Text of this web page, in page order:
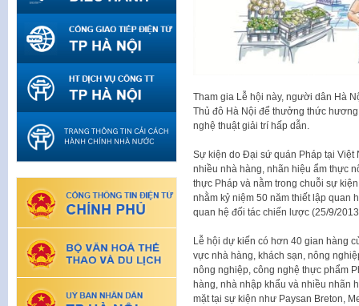
Tham gia Lễ hội này, người dân Hà
Thủ đô Hà Nội để thưởng thức
nghệ thuật giải trí hấp dẫn.
Sự kiện do Đại sứ quán Pháp tại Việt
nhiều nhà hàng, nhãn hiệu ẩm thực
thực Pháp và nằm trong chuỗi sự
nhằm kỷ niệm 50 năm thiết lập quan
quan hệ đối tác chiến lược (25/9/
Lễ hội dự kiến có hơn 40 gian hàng
vực nhà hàng, khách sạn, nông
nông nghiệp, công nghệ thực phẩm
hàng, nhà nhập khẩu và nhiều nhãn
mặt tại sự kiện như Paysan Breton,